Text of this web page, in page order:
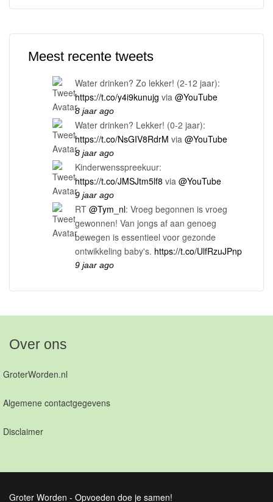
Meest recente tweets
Water drinken? Zo lekker! (2-12 jaar):
https://t.co/y4i9kunujg via @YouTube
8 jaar ago
Water drinken? Lekker! (0-2 jaar):
https://t.co/NsGIV8RdrM via @YouTube
8 jaar ago
Kinderwensspreekuur:
https://t.co/JMSJtm5lf8 via @YouTube
9 jaar ago
RT @Tym_nl: Vroeg begonnen is vroeg
gewonnen! Van jongs af aan genoeg
bewegen is essentieel voor gezonde
ontwikkeling baby's. https://t.co/UlfRzuJPnp
9 jaar ago
Over ons
GroterWorden.nl
Algemene contactgegevens
Disclaimer
Groter Worden - Opvoeden doe je samen!